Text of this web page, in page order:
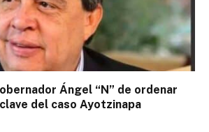
Ángel “N” de ordenar
del caso Ayotzinapa